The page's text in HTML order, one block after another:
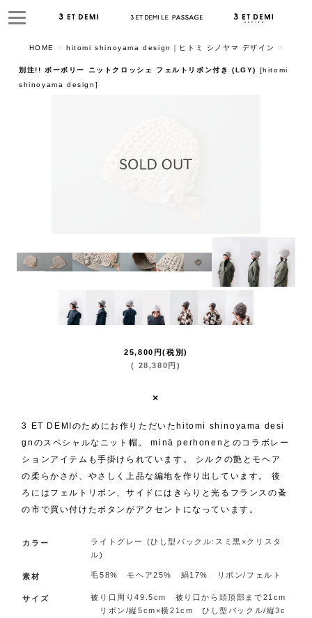
HOME > hitomi shinoyama design｜ヒトミ シノヤマ デザイン >
別注!! ボーボリー ニットクロッシェ フェルトリボン付き (LGY) [hitomi
shinoyama design ]
25,800 円(税別)
( 28,380 円 )
×
3 ET DEMIのためにお作りただいたhitomi shinoyama desi
gnのスペシャルなニット帽。 minä perhonenとのコラボレー
ションアイテムも手掛けられています。 シルクの艶とモヘア
の柔らかさが、やさしく上品な編地を作り出しています。 後
ろにはフェルトリボン、サイドにはきらりと光るフランスの蚤
の市で買い付けたボタンがアクセントになっています。
カラー
ライトグレー (ひし型バックル:スミ黒×クリスタ
ル)
素材 毛58% モヘア25% 絹17% リボン/フェルト
サイズ
被り口周り49.5cm 被り口から頭頂部まで21cm
リボン/縦5cm×横21cm ひし型バックル/縦3c